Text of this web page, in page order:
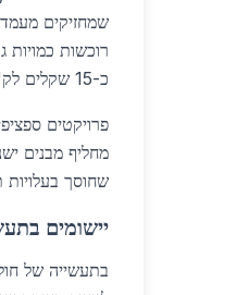
שמחזיקים
רוכשות כמויות
כ-15 שקלים לק"ג.
שחוסך בעלויות
יישומים
בתעשייה של